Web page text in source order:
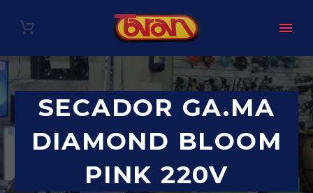
SECADOR GA.MA
DIAMOND BLOOM
PINK 220V